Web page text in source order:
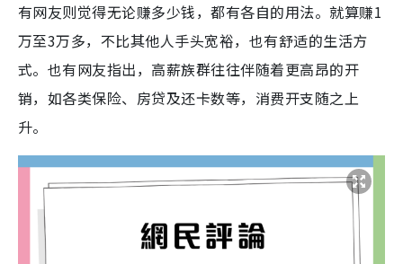
有网友则觉得无论赚多少钱，都有各自的用法。就算赚1
万至3万多，不比其他人手头宽裕，也有舒适的生活方
式。也有网友指出，高薪族群往往伴随着更高昂的开
销，如各类保险、房贷及还卡数等，消费开支随之上
升。